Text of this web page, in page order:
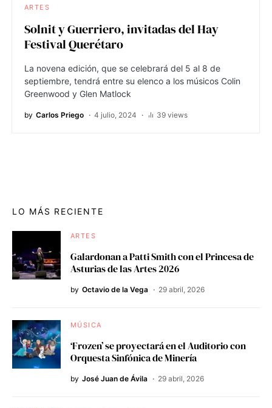
ARTES
Solnit y Guerriero, invitadas del Hay
Festival Querétaro
La novena edición, que se celebrará del 5 al 8 de
septiembre, tendrá entre su elenco a los músicos Colin
Greenwood y Glen Matlock
by Carlos Priego 4 julio, 2024 39 views
LO MÁS RECIENTE
ARTES
Galardonan a Patti Smith con el Princesa de
Asturias de las Artes 2026
by Octavio de la Vega 29 abril, 2026
MÚSICA
‘Frozen’ se proyectará en el Auditorio con
Orquesta Sinfónica de Minería
by José Juan de Ávila 29 abril, 2026